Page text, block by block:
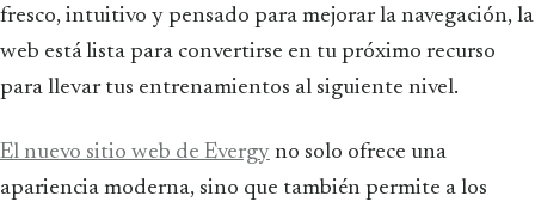
fresco, intuitivo y pensado para mejorar la navegación, la
web está lista para convertirse en tu próximo recurso
para llevar tus entrenamientos al siguiente nivel.
El nuevo sitio web de Evergy no solo ofrece una
apariencia moderna, sino que también permite a los